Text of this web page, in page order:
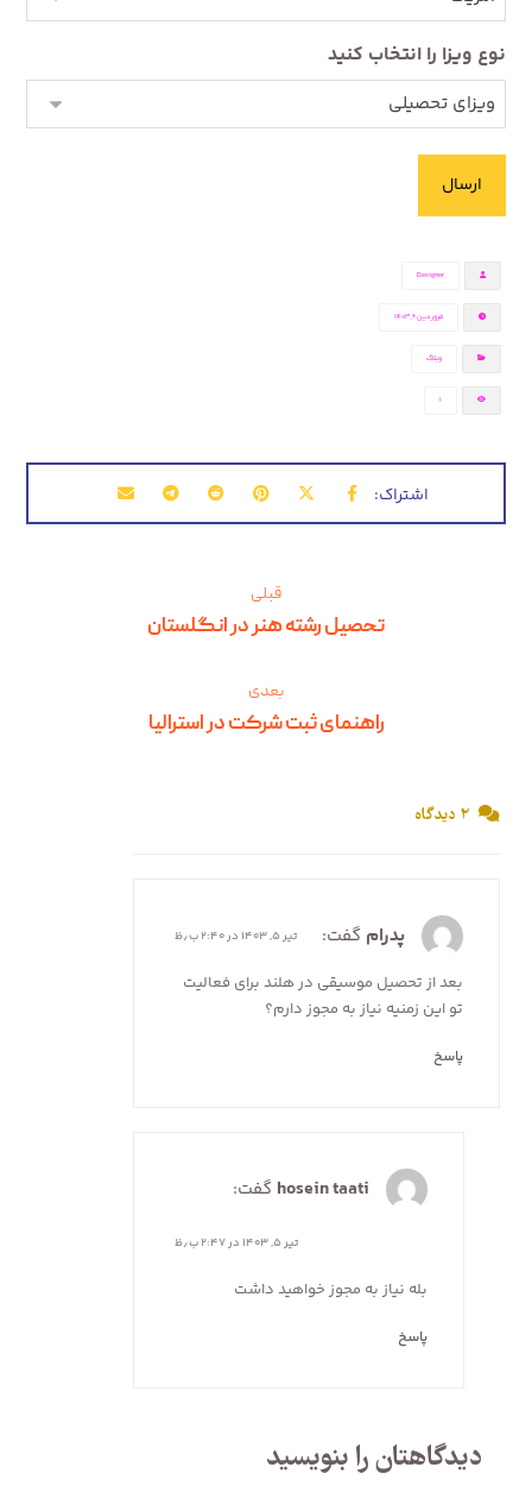
نوع ویزا را انتخاب کنید
Designer
فروردین ۶, ۱۴۰۳
وبلاگ
1
قبلی
تحصیل رشته هنر در انگلستان
بعدی
راهنمای ثبت شرکت در استرالیا
۲ دیدگاه
پدرام گفت: تیر ۵, ۱۴۰۳ در ۲:۴۰ ب٫ظ
بعد از تحصیل موسیقی در هلند برای فعالیت
تو این زمنیه نیاز به مجوز دارم؟
پاسخ
hosein taati گفت:
تیر ۵, ۱۴۰۳ در ۲:۴۷ ب٫ظ
بله نیاز به مجوز خواهید داشت
پاسخ
دیدگاهتان را بنویسید